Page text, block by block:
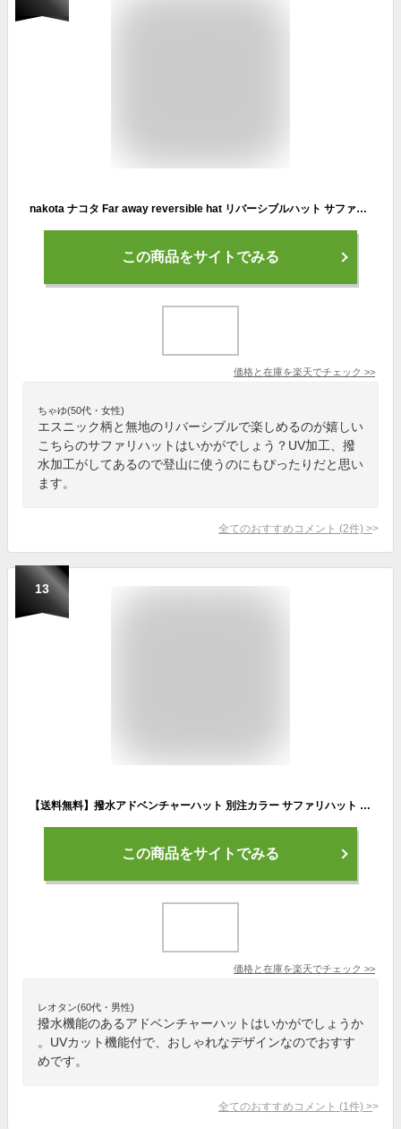
nakota ナコタ Far away reversible hat リバーシブルハット サファリハット メンズ レディース 帽子 ツバ広 日除け アウトドア 登山 撥水
この商品をサイトでみる
価格と在庫を楽天でチェック >>
ちゃゆ(50代・女性)
エスニック柄と無地のリバーシブルで楽しめるのが嬉しい
こちらのサファリハットはいかがでしょう？UV加工、撥
水加工がしてあるので登山に使うのにもぴったりだと思い
ます。
全てのおすすめコメント (2件) >
13
【送料無料】撥水アドベンチャーハット 別注カラー サファリハット 撥水帽子 夏フェス hat レインハット UV 99.9%以上 UV対策 メンズ 登山 帽子 レディース 紫外線カット
この商品をサイトでみる
価格と在庫を楽天でチェック >>
レオタン(60代・男性)
撥水機能のあるアドベンチャーハットはいかがでしょうか
。UVカット機能付で、おしゃれなデザインなのでおすす
めです。
全てのおすすめコメント (1 件) >